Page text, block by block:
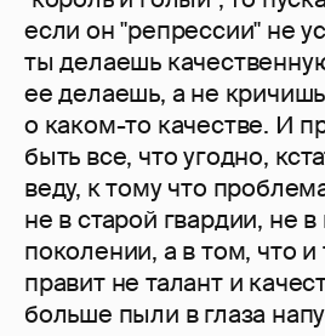
если он "репрессии" не
ты делаешь
ее делаешь, а не
о каком-то качестве. И
быть все, что угодно,
веду, к тому что
не в старой гвардии, не
поколении, а в том, что и
правит не талант и
больше пыли в глаза